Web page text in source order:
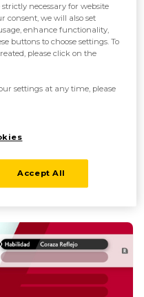
strictly necessary for website
consent, we will also set
enhance functionality,
buttons to choose settings. To
please click on the
settings at any time, please
Accept All